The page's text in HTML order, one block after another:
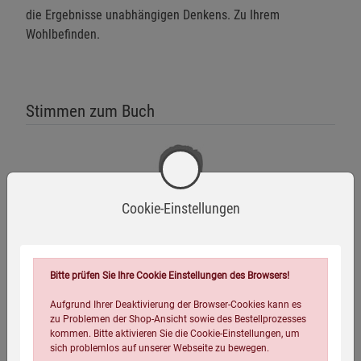
die Ergebnisse unabhängigen Denkens. Zu Ihrem
Wohlbefinden.
Stimmen zum Buch
»Mit dem vorliegenden Buch reiht sich Thomas E.
Levy in den Kreis großer Vitamin-C-Forscher wie Albert
Szent-Györgyi, Linus Pauling, Frederick R. Klenner und
andere ein.«
Cookie-Einstellungen
Bitte prüfen Sie Ihre Cookie Einstellungen des Browsers!
Aufgrund Ihrer Deaktivierung der Browser-Cookies kann es
zu Problemen der Shop-Ansicht sowie des Bestellprozesses
kommen. Bitte aktivieren Sie die Cookie-Einstellungen, um
sich problemlos auf unserer Webseite zu bewegen.